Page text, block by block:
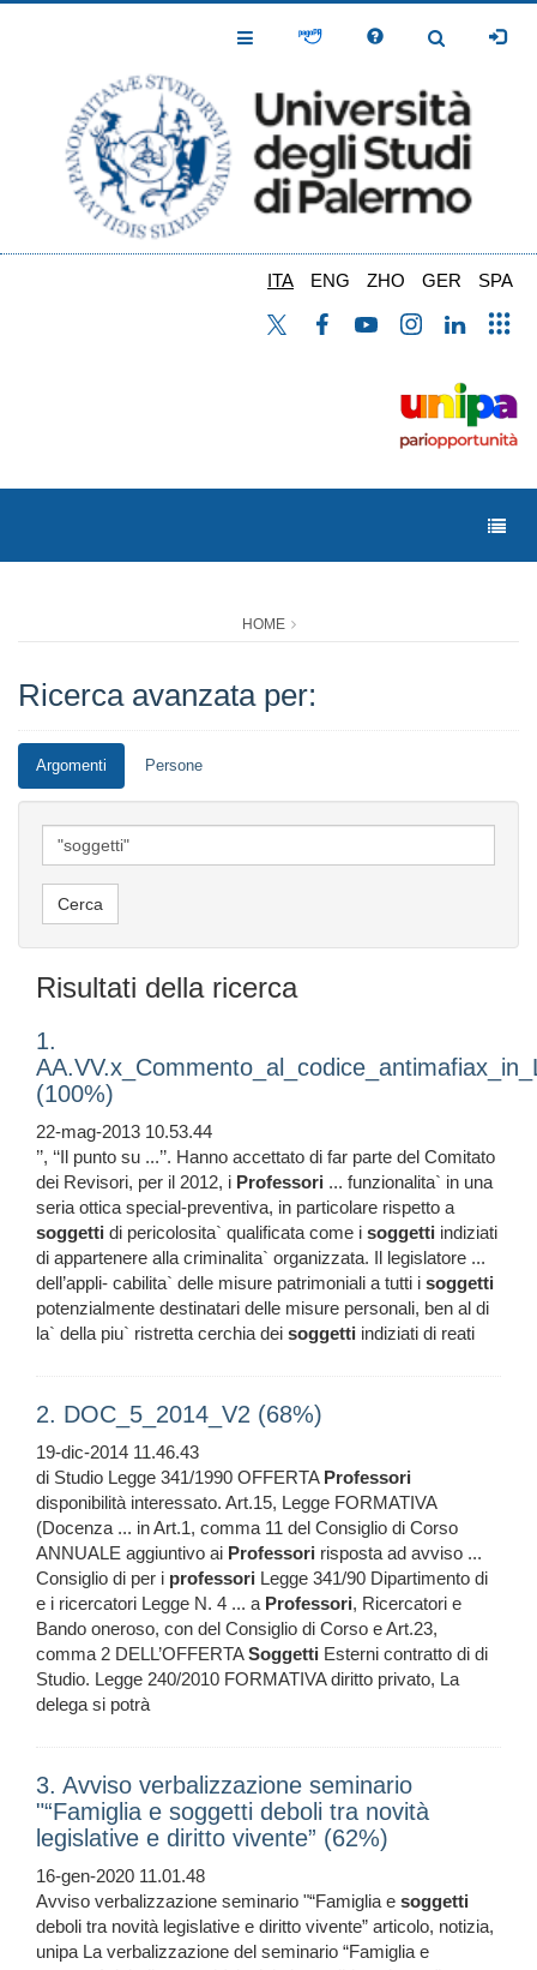
Toggle
Toggle
ITA ENG ZHO GER SPA
HOME
Ricerca avanzata per:
Argomenti Persone
Risultati della ricerca
1.
(100%)
22-mag-2013 10.53.44
’’, ‘‘Il punto su ...’’. Hanno accettato di far parte del Comitato
dei Revisori, per il 2012, i Professori ... funzionalita` in una
seria ottica special-preventiva, in particolare rispetto a
soggetti di pericolosita` qualificata come i soggetti indiziati
di appartenere alla criminalita` organizzata. Il legislatore ...
dell’appli- cabilita` delle misure patrimoniali a tutti i soggetti
potenzialmente destinatari delle misure personali, ben al di
la` della piu` ristretta cerchia dei soggetti indiziati di reati
2. DOC_5_2014_V2 (68%)
19-dic-2014 11.46.43
di Studio Legge 341/1990 OFFERTA Professori
disponibilità interessato. Art.15, Legge FORMATIVA
(Docenza ... in Art.1, comma 11 del Consiglio di Corso
ANNUALE aggiuntivo ai Professori risposta ad avviso ...
Consiglio di per i professori Legge 341/90 Dipartimento di
e i ricercatori Legge N. 4 ... a Professori, Ricercatori e
Bando oneroso, con del Consiglio di Corso e Art.23,
comma 2 DELL’OFFERTASoggetti Esterni contratto di di
Studio. Legge 240/2010 FORMATIVA diritto privato, La
delega si potrà
3. Avviso verbalizzazione seminario
"“Famiglia e soggetti deboli tra novità
legislative e diritto vivente” (62%)
16-gen-2020 11.01.48
Avviso verbalizzazione seminario "“Famiglia e soggetti
deboli tra novità legislative e diritto vivente” articolo, notizia,
unipa La verbalizzazione del seminario “Famiglia e